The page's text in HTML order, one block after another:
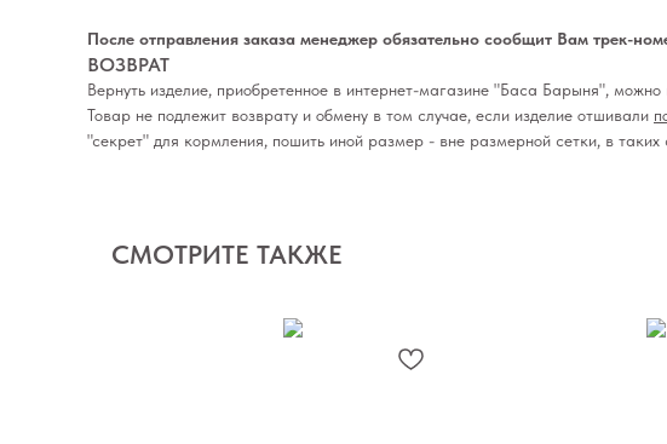
После отправления заказа менеджер обязательно сообщит Вам трек-
ВОЗВРАТ
Вернуть изделие, приобретенное в интернет-магазине "Баса Барыня", можно
Товар не подлежит возврату и обмену в том случае, если изделие отшивали
"секрет" для кормления, пошить иной размер - вне размерной сетки, в
СМОТРИТЕ ТАКЖЕ